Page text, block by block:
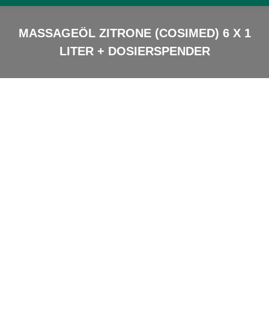
MASSAGEÖL ZITRONE (COSIMED) 6 X 1
LITER + DOSIERSPENDER